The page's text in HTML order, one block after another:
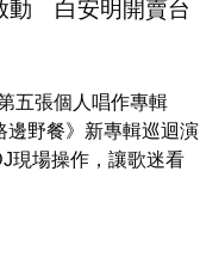
動 白安明開賣台
五張個人唱作專輯
邊野餐》新專輯巡迴演
現場操作，讓歌迷看